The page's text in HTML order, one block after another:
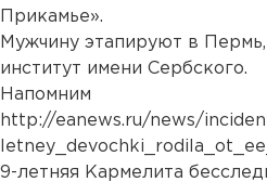
Прикамье».
Мужчину этапируют в
институт имени Сербского.
Напомним
http://eanews.ru/news/
9-летняя Кармелита